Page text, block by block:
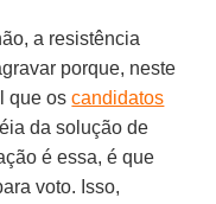
a resistência
porque, neste
que oscandidatos
da solução de
é essa, é que
voto. Isso,